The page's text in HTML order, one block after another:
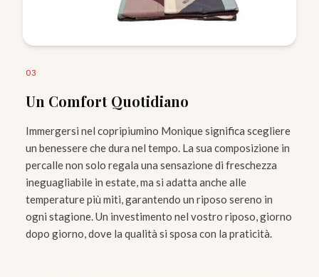
03
Un Comfort Quotidiano
Immergersi nel copripiumino Monique significa scegliere
un benessere che dura nel tempo. La sua composizione in
percalle non solo regala una sensazione di freschezza
ineguagliabile in estate, ma si adatta anche alle
temperature più miti, garantendo un riposo sereno in
ogni stagione. Un investimento nel vostro riposo, giorno
dopo giorno, dove la qualità si sposa con la praticità.